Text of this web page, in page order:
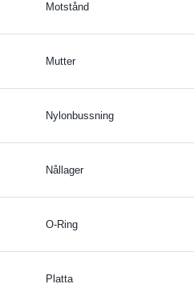
Motstånd
Mutter
Nylonbussning
Nållager
O-Ring
Platta